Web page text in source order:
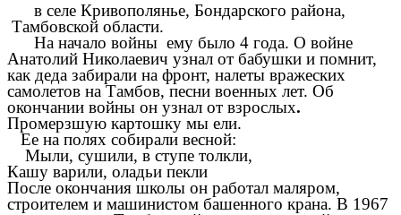
в селе Кривополянье, Бондарского района,
Тамбовской области.
На начало войны ему было 4 года. О войне
Анатолий Николаевич узнал от бабушки и помнит,
как деда забирали на фронт, налеты вражеских
самолетов на Тамбов, песни военных лет. Об
окончании войны он узнал от взрослых.
Промерзшую картошку мы ели.
Ее на полях собирали весной:
Мыли, сушили, в ступе толкли,
Кашу варили, оладьи пекли
После окончания школы он работал маляром,
строителем и машинистом башенного крана. В 1967